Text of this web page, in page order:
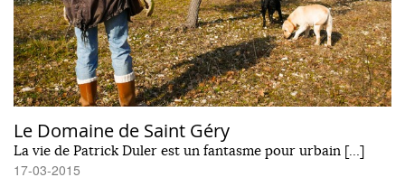
Le Domaine de Saint Géry
La vie de Patrick Duler est un fantasme pour urbain […]
17-03-2015